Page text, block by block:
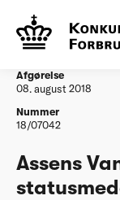
Vandtilsyn
Afgørelse
08. august 2018
Nummer
18/07042
Assens